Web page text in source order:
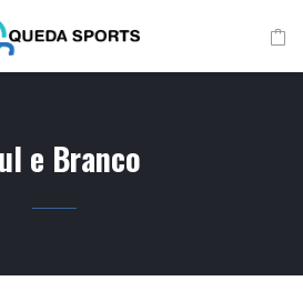
e Branco